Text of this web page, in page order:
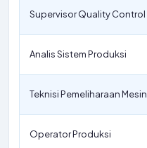
Supervisor Quality Control
Analis Sistem Produksi
Teknisi Pemeliharaan Mesin
Operator Produksi